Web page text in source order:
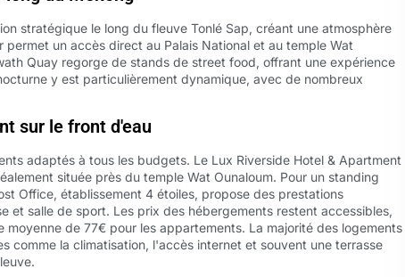
stratégique le long du fleuve Tonlé Sap, créant une atmosphère
un accès direct au Palais National et au temple Wat
Quay regorge de stands de street food, offrant une expérience
y est particulièrement dynamique, avec de nombreux
sur le front d'eau
adaptés à tous les budgets. Le Lux Riverside Hotel & Apartment
située près du temple Wat Ounaloum. Pour un standing
Office, établissement 4 étoiles, propose des prestations
et salle de sport. Les prix des hébergements restent accessibles,
moyenne de 77€ pour les appartements. La majorité des logements
comme la climatisation, l'accès internet et souvent une terrasse